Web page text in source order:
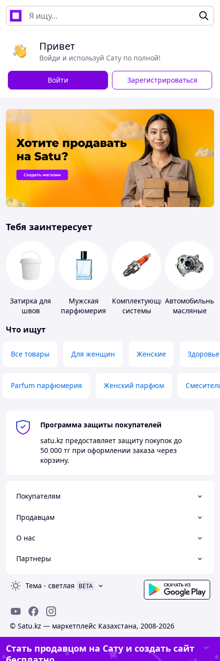
Привет
Войди и используй Сату по полной!
Войти Зарегистрироваться
Тебя заинтересует
Затирка для
швов
Мужская
парфюмерия
Комплектующие
системы
Автомобильные
масляные
Что ищут
Все товары Для женщин Женские Здоровье
Parfum парфюмерия Женский парфюм
Программа защиты покупателей
satu.kz предоставляет защиту покупок до
50 000 тг при оформлении заказа через
корзину.
Покупателям
Продавцам
О нас
Партнеры
Тема - светлая BETA
© Satu.kz — маркетплейс Казахстана, 2008-2026
Стать продавцом на Сату и создать сайт